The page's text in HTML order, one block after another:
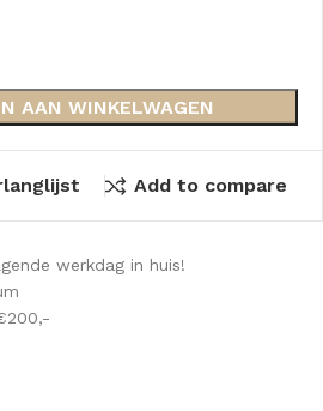
AAN WINKELWAGEN
Add to compare
werkdag in huis!